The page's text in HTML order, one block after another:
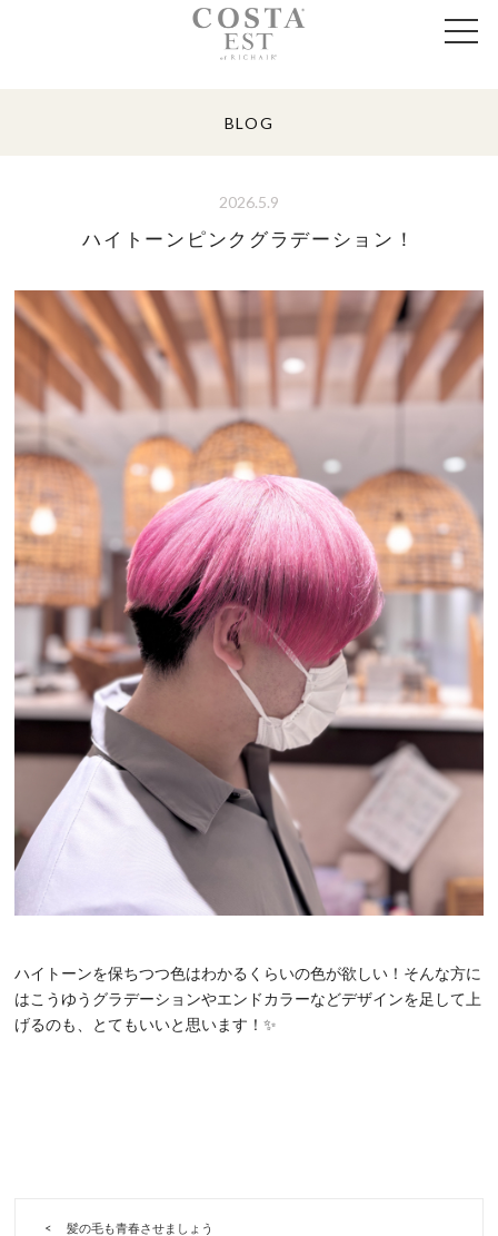
BLOG
2026.5.9
ハイトーンピンクグラデーション！
ハイトーンを保ちつつ色はわかるくらいの色が欲しい！そんな方に
はこうゆうグラデーションやエンドカラーなどデザインを足して上
げるのも、とてもいいと思います！✨
髪の毛も青春させましょう